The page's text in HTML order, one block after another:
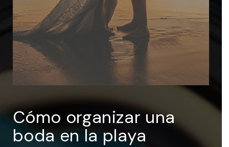
Cómo organizar una
boda en la playa
Recuérdame